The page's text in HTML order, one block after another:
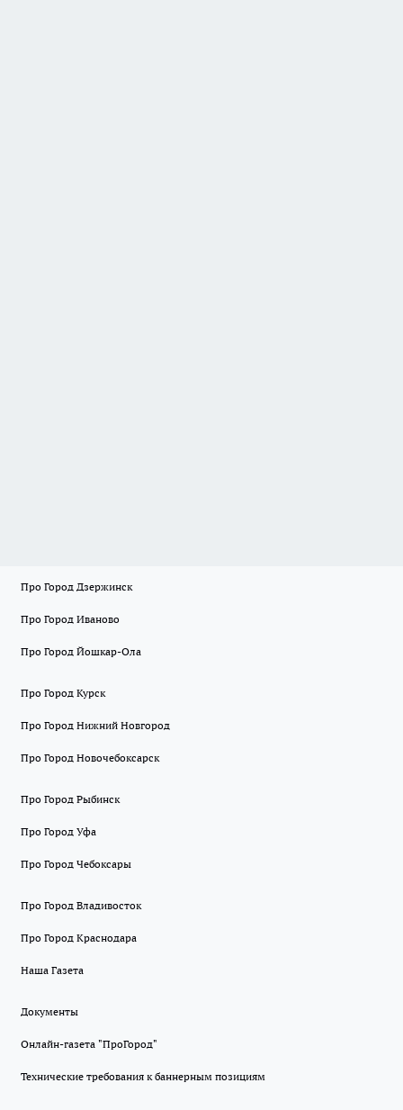
Про Город Дзержинск
Про Город Иваново
Про Город Йошкар-Ола
Про Город Курск
Про Город Нижний Новгород
Про Город Новочебоксарск
Про Город Рыбинск
Про Город Уфа
Про Город Чебоксары
Про Город Владивосток
Про Город Краснодара
Наша Газета
Документы
Онлайн-газета "ПроГород"
Технические требования к баннерным позициям